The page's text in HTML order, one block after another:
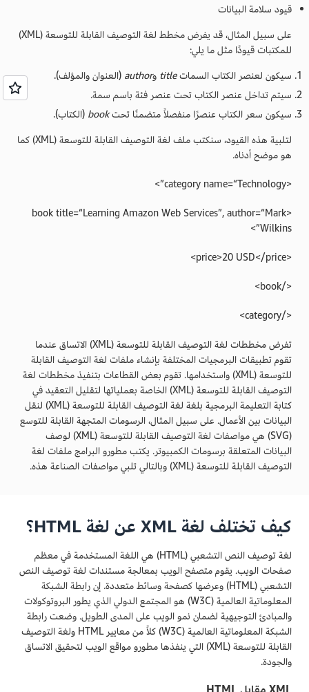
قيود سلامة البيانات
على سبيل المثال، قد يفرض مخطط لغة التوصيف القابلة للتوسعة (XML)
للمكتبات قيودًا مثل ما يلي:
سيكون لعنصر الكتاب السماتtitle وauthor (العنوان والمؤلف).
سيتم تداخل عنصر الكتاب تحت عنصر فئة باسم سمة.
سيكون سعر الكتاب عنصرًا منفصلاً متضمنًا تحتbook (الكتاب).
لتلبية هذه القيود، سنكتب ملف لغة التوصيف القابلة للتوسعة (XML) كما
هو موضح أدناه.
<category name=“Technology”>
<book title=“Learning Amazon Web Services”, author=“Mark
Wilkins”>
<price>20 USD</price>
</book>
</category>
تفرض مخططات لغة التوصيف القابلة للتوسعة (XML) الاتساق عندما
تقوم تطبيقات البرمجيات المختلفة بإنشاء ملفات لغة التوصيف القابلة
للتوسعة (XML) واستخدامها. تقوم بعض القطاعات بتنفيذ مخططات لغة
التوصيف القابلة للتوسعة (XML) الخاصة بعملياتها لتقليل التعقيد في
كتابة التعليمة البرمجية بلغة لغة التوصيف القابلة للتوسعة (XML) لنقل
البيانات بين الأعمال. على سبيل المثال، الرسومات المتجهة القابلة للتوسع
(SVG) هي مواصفات لغة التوصيف القابلة للتوسعة (XML) لوصف
البيانات المتعلقة برسومات الكمبيوتر. يكتب مطورو البرامج ملفات لغة
التوصيف القابلة للتوسعة (XML) وبالتالي تلبي مواصفات الصناعة هذه.
كيف تختلف لغة XML عن لغة HTML؟
لغة توصيف النص التشعبي (HTML) هي اللغة المستخدمة في معظم
صفحات الويب. يقوم متصفح الويب بمعالجة مستندات لغة توصيف النص
التشعبي (HTML) وعرضها كصفحة وسائط متعددة. إن رابطة الشبكة
المعلوماتية العالمية (W3C) هو المجتمع الدولي الذي يطور البروتوكولات
والمبادئ التوجيهية لضمان نمو الويب على المدى الطويل. وضعت رابطة
الشبكة المعلوماتية العالمية (W3C) كلاً من معايير HTML ولغة التوصيف
القابلة للتوسعة (XML) التي ينفذها مطورو مواقع الويب لتحقيق الاتساق
والجودة.